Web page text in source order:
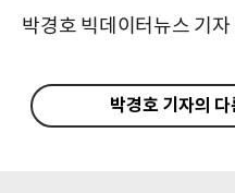
박경호 빅데이터뉴스 기
박경호 기자의 다